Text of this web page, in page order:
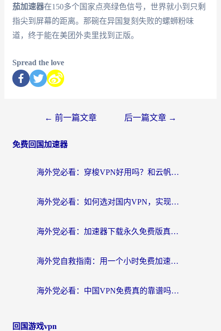
茄加速器在150多个国家点亮绿色信号，世界就小到只剩
指尖到屏幕的距离。那碗在异国复刻失败的螺蛳粉味
道，终于能在美团外卖里找到正版。
Spread the love
← 前一篇文章 后一篇文章 →
免费回国加速器
海外党必看：穿梭VPN好用吗？和云帆VPN对比哪个回国效果更好？附真实测评+避坑指南
海外党必看：如何选对国内VPN，实现无缝访问国内资源？
海外党必看：加速器下载永久免费版真的存在吗？教你无缝访问国内资源的正确姿势
海外党自救指南：用一个小时免费加速器，轻松打破国内资源访问壁垒？
海外党必看：中国VPN免费真的靠谱吗？手把手教你选对回国加速器
回国游戏vpn